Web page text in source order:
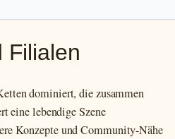
Filialen
dominiert, die zusammen
eine lebendige Szene
Konzepte und Community-Nähe